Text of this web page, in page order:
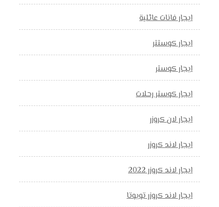
ايجار فانات عائلية
ايجار كوستتر
ايجار كوستر
ايجار كوستر رحلات
ايجار لان كروزر
ايجار لاند كروزر
ايجار لاند كروزر 2022
ايجار لاند كروزر تويوتا